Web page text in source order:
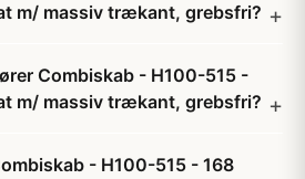
m/ massiv trækant, grebsfri?
Combiskab - H100-515 -
m/ massiv trækant, grebsfri?
- H100-515 - 168